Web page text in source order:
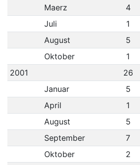
Maerz 4
Juli
1
August
5
Oktober
1
2001
26
Januar
5
April
1
August
5
September
7
Oktober
2